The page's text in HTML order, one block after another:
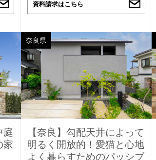
資料請求はこちら
庭
家
奈良県
【奈良】勾配天井によって
明るく開放的！愛猫と心地
よく暮らすためのパッシブ